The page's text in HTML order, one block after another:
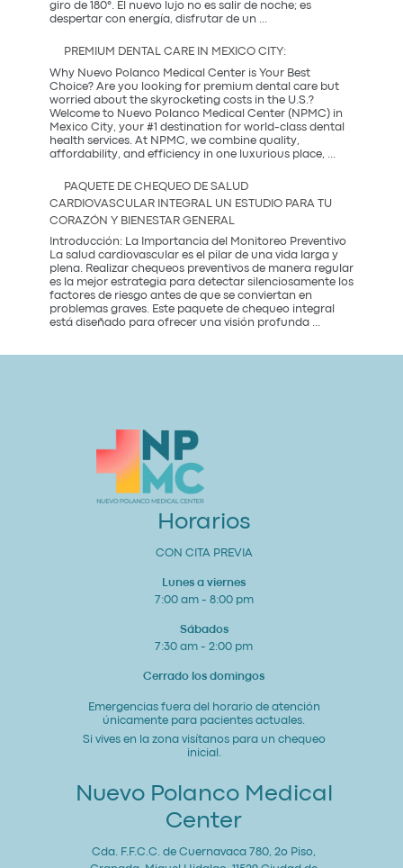
giro de 180°. El nuevo lujo no es salir de noche; es
despertar con energía, disfrutar de un ...
una
Party?
Descubre
la
tendencia
más
saludable
del
PREMIUM DENTAL CARE IN MEXICO CITY:
Why Nuevo Polanco Medical Center is Your Best
Choice? Are you looking for premium dental care but
worried about the skyrocketing costs in the U.S.?
Welcome to Nuevo Polanco Medical Center (NPMC) in
Mexico City, your #1 destination for world-class dental
health services. At NPMC, we combine quality,
affordability, and efficiency in one luxurious place,
PAQUETE DE CHEQUEO DE SALUD
CARDIOVASCULAR INTEGRAL UN ESTUDIO PARA TU
CORAZÓN Y BIENESTAR GENERAL
Introducción: La Importancia del Monitoreo Preventivo
La salud cardiovascular es el pilar de una vida larga y
plena. Realizar chequeos preventivos de manera regular
es la mejor estrategia para detectar silenciosamente los
factores de riesgo antes de que se conviertan en
problemas graves. Este paquete de chequeo integral
está diseñado para ofrecer una visión profunda ...
Horarios
CON CITA PREVIA
Lunes a viernes
7:00 am - 8:00 pm
Sábados
7:30 am - 2:00 pm
Cerrado los domingos
Emergencias fuera del horario de atención
únicamente para pacientes actuales.
Si vives en la zona visítanos para un chequeo
inicial.
Nuevo Polanco Medical
Center
Cda. F.F.C.C. de Cuernavaca 780, 2o Piso,